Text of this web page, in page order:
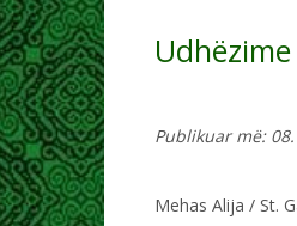
Publikuar më:
Mehas Alija / St.